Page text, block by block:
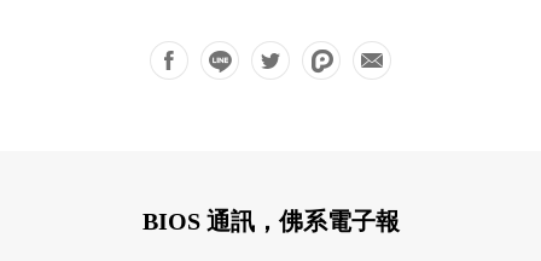
BIOS 通訊，佛系電子報